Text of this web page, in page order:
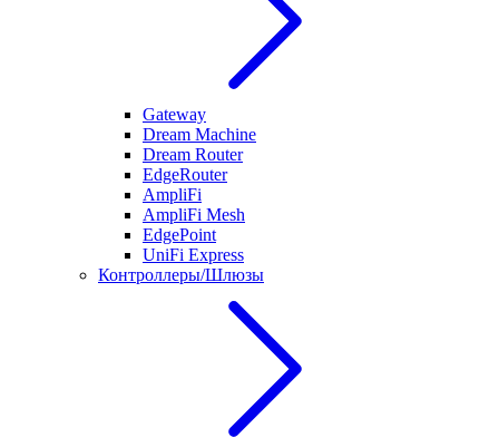
Gateway
Dream Machine
Dream Router
EdgeRouter
AmpliFi
AmpliFi Mesh
EdgePoint
UniFi Express
Контроллеры/Шлюзы